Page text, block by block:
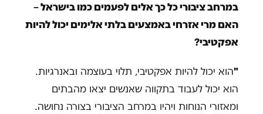
במרחב ציבורי כל כך אלים לפעמים כמו בישראל –
האם מרי אזרחי באמצעים בלתי אלימים יכול להיות
אפקטיבי?
"הוא יכול להיות אפקטיבי, תלוי בעוצמה ובאנרגיות.
הוא יכול לעבוד בתקווה שאנשים יצאו מהבתים
ומאזורי הנוחות ויהיו במרחב הציבורי בצורה נחושה.